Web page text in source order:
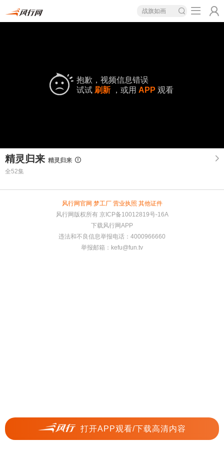
战旗如画
抱歉，视频信息错误
试试 刷新 ，或用 APP 观看
精灵归来 精灵归来
全52集
打开APP观看/下载高清内容
风行网官网 梦工厂 营业执照 其他证件
风行网版权所有 京ICP备10012819号-16A
下载风行网APP
违法和不良信息举报电话：4000966660
举报邮箱： kefu@fun.tv